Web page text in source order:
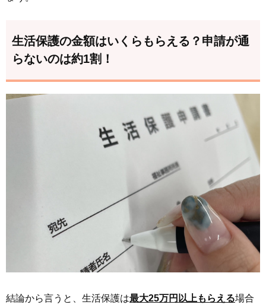
生活保護の金額はいくらもらえる？申請が通
らないのは約1割！
結論から言うと、生活保護は最大25万円以上もらえる場合